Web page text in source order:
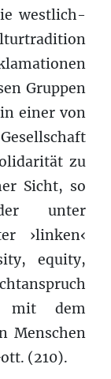
westlich-
Gruppen
einer von
zu
Sicht, so
unter
›linken‹
equity,
mit dem
Menschen
(210).